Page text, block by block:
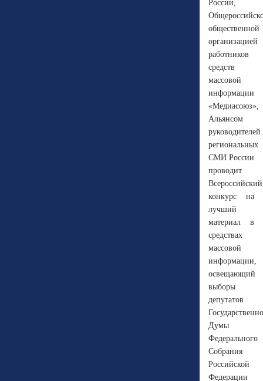
России,
общественной
организацией
работников
средств
массовой
информации
«Медиасоюз»,
Альянсом
руководителей
региональных
СМИ России
проводит
Всероссийский
конкурс на
лучший
материал в
средствах
массовой
информации,
освещающий
выборы
депутатов
Думы
Федерального
Собрания
Российской
Федерации